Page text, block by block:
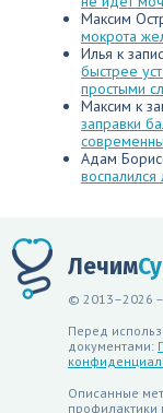
Максим
мокрота
Илья к
быстрее
простыми
Максим к
заправки
Адам
Лечим
© 2013–2026
Перед
документами:
Описанные
профилактики